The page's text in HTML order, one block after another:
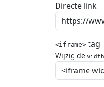
Directe link
<iframe> tag
Wijzig de width